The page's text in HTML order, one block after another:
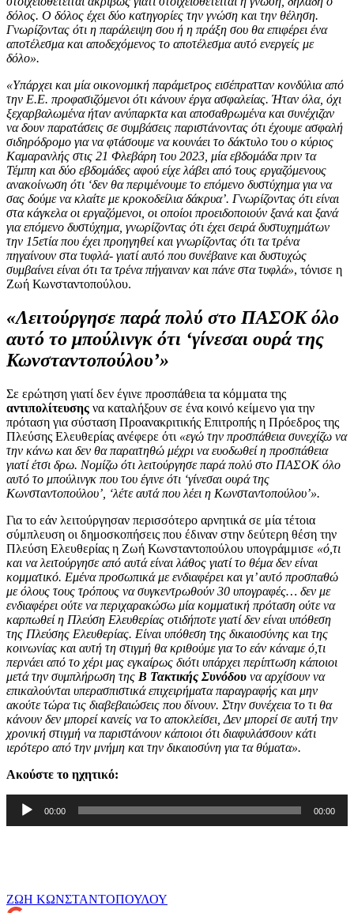
δόλος. Ο δόλος έχει δύο κατηγορίες την γνώση και την θέληση.
Γνωρίζοντας ότι η παράλειψη σου ή η πράξη σου θα επιφέρει ένα
αποτέλεσμα και αποδεχόμενος το αποτέλεσμα αυτό ενεργείς με
δόλο».
«Υπάρχει και μία οικονομική παράμετρος εισέπρατταν κονδύλια από
την Ε.Ε. προφασιζόμενοι ότι κάνουν έργα ασφαλείας. Ήταν όλα, όχι
ξεχαρβαλωμένα ήταν ανύπαρκτα και αποσαθρωμένα και συνέχιζαν
να δουν παρατάσεις σε συμβάσεις παριστάνοντας ότι έχουμε ασφαλή
σιδηρόδρομο για να φτάσουμε να κουνάει το δάκτυλο του ο κύριος
Καμαρανλής στις 21 Φλεβάρη του 2023, μία εβδομάδα πριν τα
Τέμπη και δύο εβδομάδες αφού είχε λάβει από τους εργαζόμενους
ανακοίνωση ότι ‘δεν θα περιμένουμε το επόμενο δυστύχημα για να
σας δούμε να κλαίτε με κροκοδείλια δάκρυα’. Γνωρίζοντας ότι είναι
στα κάγκελα οι εργαζόμενοι, οι οποίοι προειδοποιούν ξανά και ξανά
για επόμενο δυστύχημα, γνωρίζοντας ότι έχει σειρά δυστυχημάτων
την 15ετία που έχει προηγηθεί και γνωρίζοντας ότι τα τρένα
πηγαίνουν στα τυφλά- γιατί αυτό που συνέβαινε και δυστυχώς
συμβαίνει είναι ότι τα τρένα πήγαιναν και πάνε στα τυφλά», τόνισε η
Ζωή Κωνσταντοπούλου.
«Λειτούργησε παρά πολύ στο ΠΑΣΟΚ όλο
αυτό το μπούλινγκ ότι ‘γίνεσαι ουρά της
Κωνσταντοπούλου’»
Σε ερώτηση γιατί δεν έγινε προσπάθεια τα κόμματα της
αντιπολίτευσης να καταλήξουν σε ένα κοινό κείμενο για την
πρόταση για σύσταση Προανακριτικής Επιτροπής η Πρόεδρος της
Πλεύσης Ελευθερίας ανέφερε ότι «εγώ την προσπάθεια συνεχίζω να
την κάνω και δεν θα παραιτηθώ μέχρι να ευοδωθεί η προσπάθεια
γιατί έτσι δρω. Νομίζω ότι λειτούργησε παρά πολύ στο ΠΑΣΟΚ όλο
αυτό το μπούλινγκ που του έγινε ότι ‘γίνεσαι ουρά της
Κωνσταντοπούλου’, ‘λέτε αυτά που λέει η Κωνσταντοπούλου’».
Για το εάν λειτούργησαν περισσότερο αρνητικά σε μία τέτοια
σύμπλευση οι δημοσκοπήσεις που έδιναν στην δεύτερη θέση την
Πλεύση Ελευθερίας η Ζωή Κωνσταντοπούλου υπογράμμισε «ό,τι
και να λειτούργησε από αυτά είναι λάθος γιατί το θέμα δεν είναι
κομματικό. Εμένα προσωπικά με ενδιαφέρει και γι’ αυτό προσπαθώ
με όλους τους τρόπους να συγκεντρωθούν 30 υπογραφές… δεν με
ενδιαφέρει ούτε να περιχαρακώσω μία κομματική πρόταση ούτε να
καρπωθεί η Πλεύση Ελευθερίας οτιδήποτε γιατί δεν είναι υπόθεση
της Πλεύσης Ελευθερίας. Είναι υπόθεση της δικαιοσύνης και της
κοινωνίας και αυτή τη στιγμή θα κριθούμε για το εάν κάναμε ό,τι
περνάει από το χέρι μας εγκαίρως διότι υπάρχει περίπτωση κάποιοι
μετά την συμπλήρωση της Β Τακτικής Συνόδου να αρχίσουν να
επικαλούνται υπερασπιστικά επιχειρήματα παραγραφής και μην
ακούτε τώρα τις διαβεβαιώσεις που δίνουν. Στην συνέχεια το τι θα
κάνουν δεν μπορεί κανείς να το αποκλείσει, Δεν μπορεί σε αυτή την
χρονική στιγμή να παριστάνουν κάποιοι ότι διαφυλάσσουν κάτι
ιερότερο από την μνήμη και την δικαιοσύνη για τα θύματα».
Ακούστε το ηχητικό:
Πρόγραμμα
Αναπαραγωγής
Ήχου
00:00 00:00
ΖΩΗ ΚΩΝΣΤΑΝΤΟΠΟΥΛΟΥ